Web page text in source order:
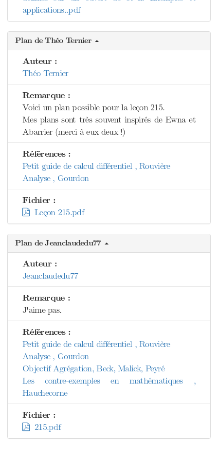
applications..pdf
Plan de Théo Ternier
Auteur :
Théo Ternier
Remarque :
Voici un plan possible pour la leçon 215.
Mes plans sont très souvent inspirés de Ewna et
Abarrier (merci à eux deux !)
Références :
Petit guide de calcul différentiel , Rouvière
Analyse , Gourdon
Fichier :
Leçon 215.pdf
Plan de Jeanclaudedu77
Auteur :
Jeanclaudedu77
Remarque :
J'aime pas.
Références :
Petit guide de calcul différentiel , Rouvière
Analyse , Gourdon
Objectif Agrégation, Beck, Malick, Peyré
Les contre-exemples en mathématiques ,
Hauchecorne
Fichier :
215.pdf